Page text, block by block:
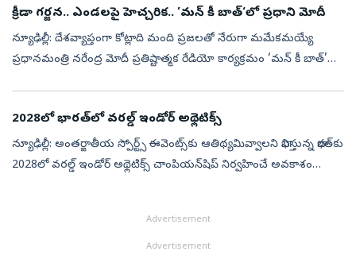
క్రీడా గర్జన.. ఎండలపై హెచ్చరిక.. ’మన్ కీ బాత్‌‘లో ప్రధాని మోదీ
న్యూఢిల్లీ: దేశవ్యాప్తంగా కోట్లాది మంది ప్రజలతో నేరుగా మమేకమయ్యే
ప్రధానమంత్రి నరేంద్ర మోదీ ప్రతిష్టాత్మక రేడియో కార్యక్రమం ‘మన్ కీ బాత్’
2028లో భారత్‌లో వరల్డ్‌ ఇండోర్‌ అథ్లెటిక్స్‌
న్యూఢిల్లీ: అంతర్జాతీయ స్పోర్ట్స్‌ ఈవెంట్స్‌కు ఆతిథ్యమివ్వాలని భావిస్తున్న భారత్‌కు
2028లో వరల్డ్‌ ఇండోర్‌ అథ్లెటిక్స్‌ చాంపియన్‌షిప్‌ నిర్వహించే అవకాశం
Advertisement
Advertisement